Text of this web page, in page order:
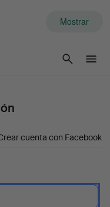
Mostrar
cuenta con Facebook